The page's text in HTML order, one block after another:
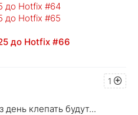
до Hotfix #64
до Hotfix #65
до Hotfix #66
1
клепать будут...